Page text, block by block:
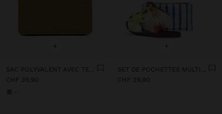
+
SAC POLYVALENT AVEC TEXTURE DOUCE
CHF 39,90
+
SET DE POCHETTES MULTI-USAGES EN NYLON IMPRIMÉ
CHF 29,90